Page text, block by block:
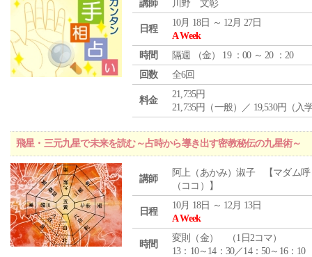
講師 川野 文彰
日程
10月 18日 ～ 12月 27日
A Week
時間
隔週 （金） 19 ：00 ～ 20 ：20
回数
全6回
料金
21,735円
21,735円（一般）／ 19,530円（入
飛星・三元九星で未来を読む～占時から導き出す密教秘伝の九星術～
講師
阿上（あかみ）淑子 【マダム呼
（ココ）】
日程
10月 18日 ～ 12月 13日
A Week
時間
変則（金） （1日2コマ）
13：10～14：30／14：50～16：10